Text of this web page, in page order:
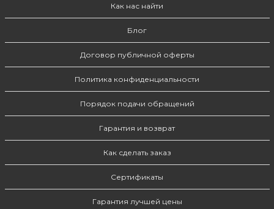
Как нас найти
Блог
Договор публичной оферты
Политика конфиденциальности
Порядок подачи обращений
Гарантия и возврат
Как сделать заказ
Сертификаты
Гарантия лучшей цены